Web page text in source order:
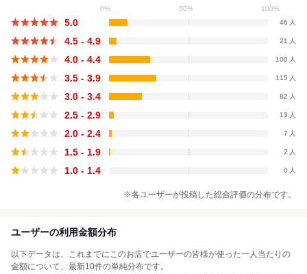
0% 50% 100%
5.0 46
4.5 - 4.9 21
4.0 - 4.4 100
3.5 - 3.9 115
3.0 - 3.4 82
2.5 - 2.9 13
2.0 - 2.4 7
1.5 - 1.9 2
1.0 - 1.4 0
※各ユーザーが投稿した総合評価の分布です。
ユーザーの利用金額分布
以下データは、これまでにこのお店でユーザーの皆様が使った一人当たりの
金額について、最新10件の単純分布です。